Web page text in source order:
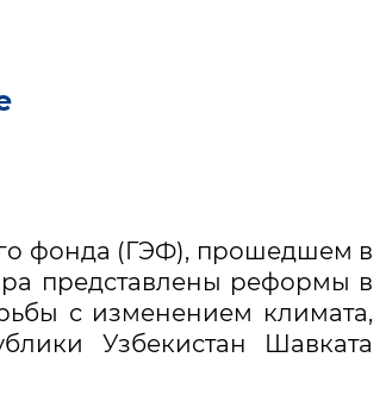
фонда (ГЭФ), прошедшем в
представлены реформы в
с изменением климата,
Узбекистан Шавката